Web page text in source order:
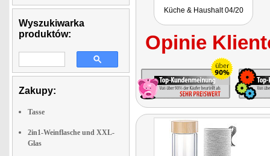
Wyszukiwarka
produktów:
Zakupy:
Tasse
2in1-Weinflasche und XXL-
Glas
Isolierflasche in frischem
Ausflügen ins Grüne für
kühle oder warme Getränke
Küche & Haushalt 04/20
Opinie